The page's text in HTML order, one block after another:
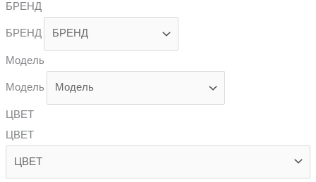
БРЕНД
БРЕНД
Модель
Модель
ЦВЕТ
ЦВЕТ